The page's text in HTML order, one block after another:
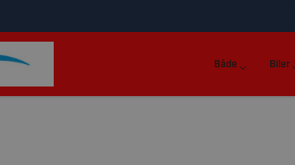
Både Biler